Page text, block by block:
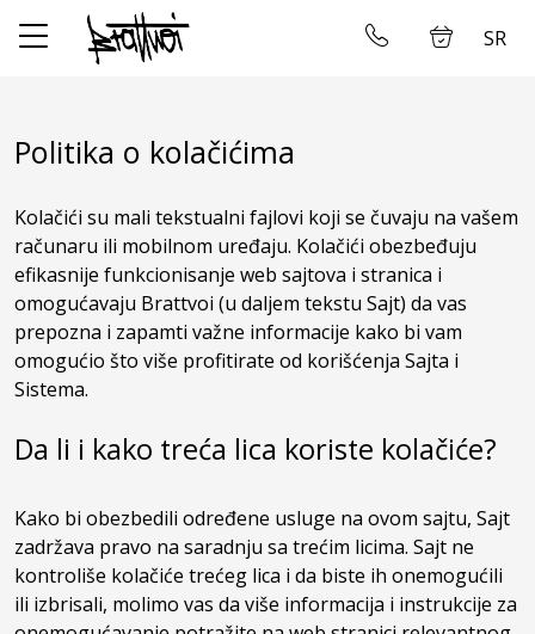
✕
Kontakt
SR
Politika o kolačićima
Kolačići su mali tekstualni fajlovi koji se čuvaju na vašem
računaru ili mobilnom uređaju. Kolačići obezbeđuju
efikasnije funkcionisanje web sajtova i stranica i
omogućavaju Brattvoi (u daljem tekstu Sajt) da vas
prepozna i zapamti važne informacije kako bi vam
omogućio što više profitirate od korišćenja Sajta i
Sistema.
Da li i kako treća lica koriste kolačiće?
Kako bi obezbedili određene usluge na ovom sajtu, Sajt
zadržava pravo na saradnju sa trećim licima. Sajt ne
kontroliše kolačiće trećeg lica i da biste ih onemogućili
ili izbrisali, molimo vas da više informacija i instrukcije za